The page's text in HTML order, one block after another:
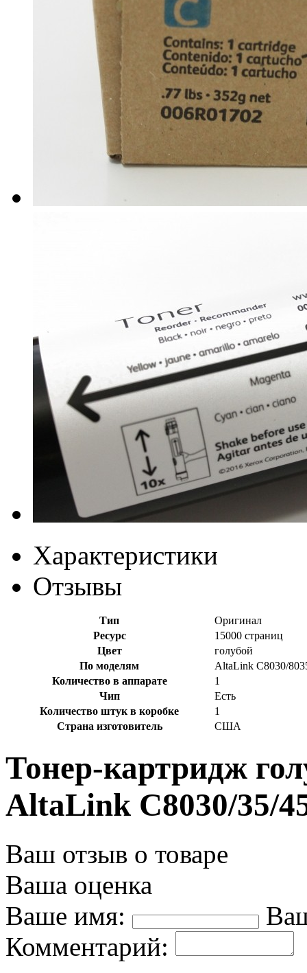
Характеристики
Отзывы
Тип
Оригинал
Ресурс
15000 страниц
Цвет
голубой
По моделям
AltaLink C8030/
Количество в аппарате
1
Чип
Есть
Количество штук в коробке
1
Страна изготовитель
США
Тонер-картридж
AltaLink C8030/35/
Ваш отзыв о товаре
Ваша оценка
Ваше имя:
Комментарий: